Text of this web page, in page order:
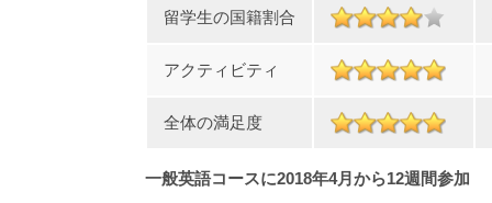
留学生の国籍割合
アクティビティ
全体の満足度
一般英語コースに2018年4月から12週間参加